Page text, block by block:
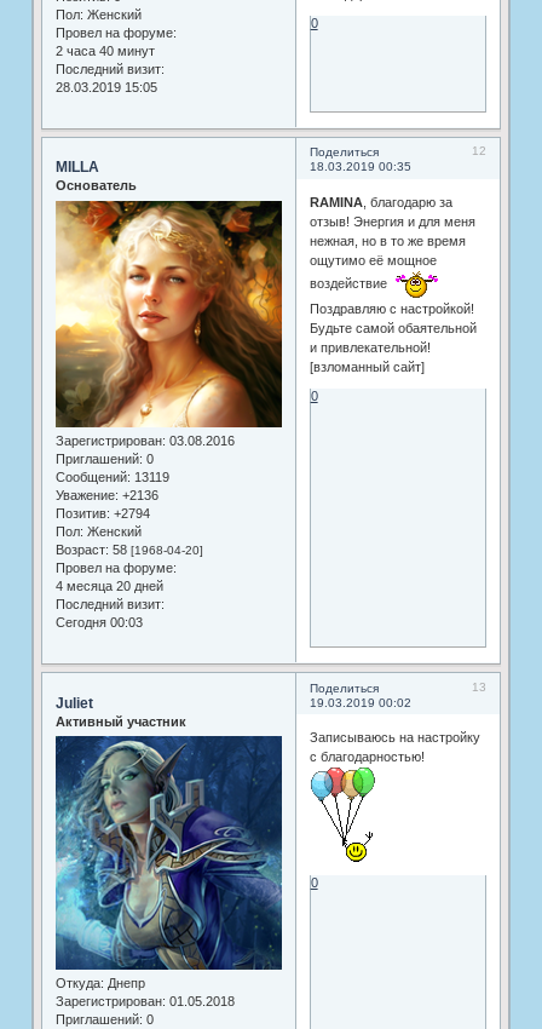
Пол: Женский
Провел на форуме:
2 часа 40 минут
Последний визит:
28.03.2019 15:05
0
Поделиться
12
18.03.2019 00:35
MILLA
Основатель
Зарегистрирован: 03.08.2016
Приглашений: 0
Сообщений: 13119
Уважение: +2136
Позитив: +2794
Пол: Женский
Возраст: 58 [1968-04-20]
Провел на форуме:
4 месяца 20 дней
Последний визит:
Сегодня 00:03
RAMINA, благодарю за
отзыв! Энергия и для меня
нежная, но в то же время
ощутимо её мощное
воздействие
Поздравляю с настройкой!
Будьте самой обаятельной
и привлекательной!
[взломанный сайт]
0
Поделиться
13
19.03.2019 00:02
Juliet
Активный участник
Откуда: Днепр
Зарегистрирован: 01.05.2018
Приглашений: 0
Записываюсь на настройку
с благодарностью!
0